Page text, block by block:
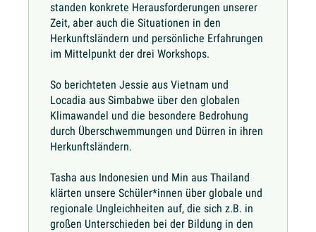
standen konkrete Herausforderungen unserer
Zeit, aber auch die Situationen in den
Herkunftsländern und persönliche Erfahrungen
im Mittelpunkt der drei Workshops.
So berichteten Jessie aus Vietnam und
Locadia aus Simbabwe über den globalen
Klimawandel und die besondere Bedrohung
durch Überschwemmungen und Dürren in ihren
Herkunftsländern.
Tasha aus Indonesien und Min aus Thailand
klärten unsere Schüler*innen über globale und
regionale Ungleichheiten auf, die sich z.B. in
großen Unterschieden bei der Bildung in den